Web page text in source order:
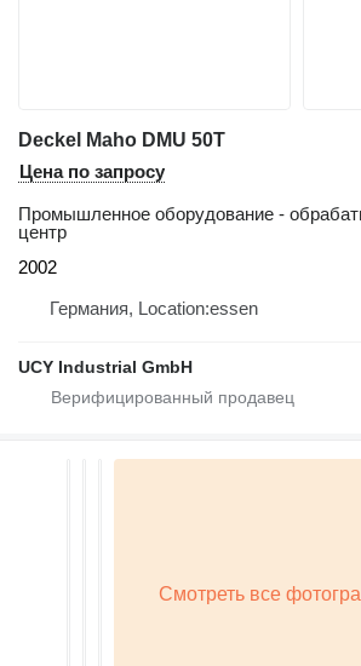
Deckel Maho DMU 50T
Цена по запросу
Промышленное оборудование -
центр
2002
Германия, Location:essen
UCY Industrial GmbH